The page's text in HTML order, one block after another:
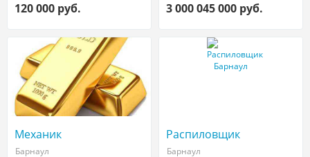
120 000 руб. 3 000 045 000 руб.
Механик
Барнаул
Распиловщик
Барнаул